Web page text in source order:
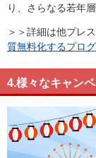
り、さらなる若年
＞＞詳細は他プレ
質無料化するプロ
4.様々なキャン